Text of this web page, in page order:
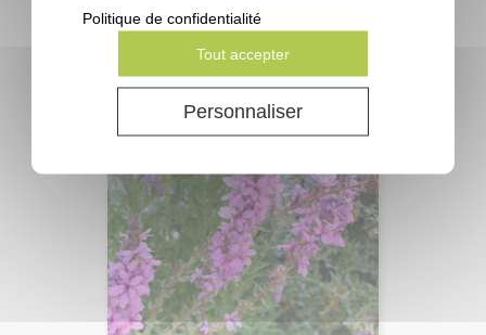
Tout accepter
Personnaliser
Politique de confidentialité
Prix